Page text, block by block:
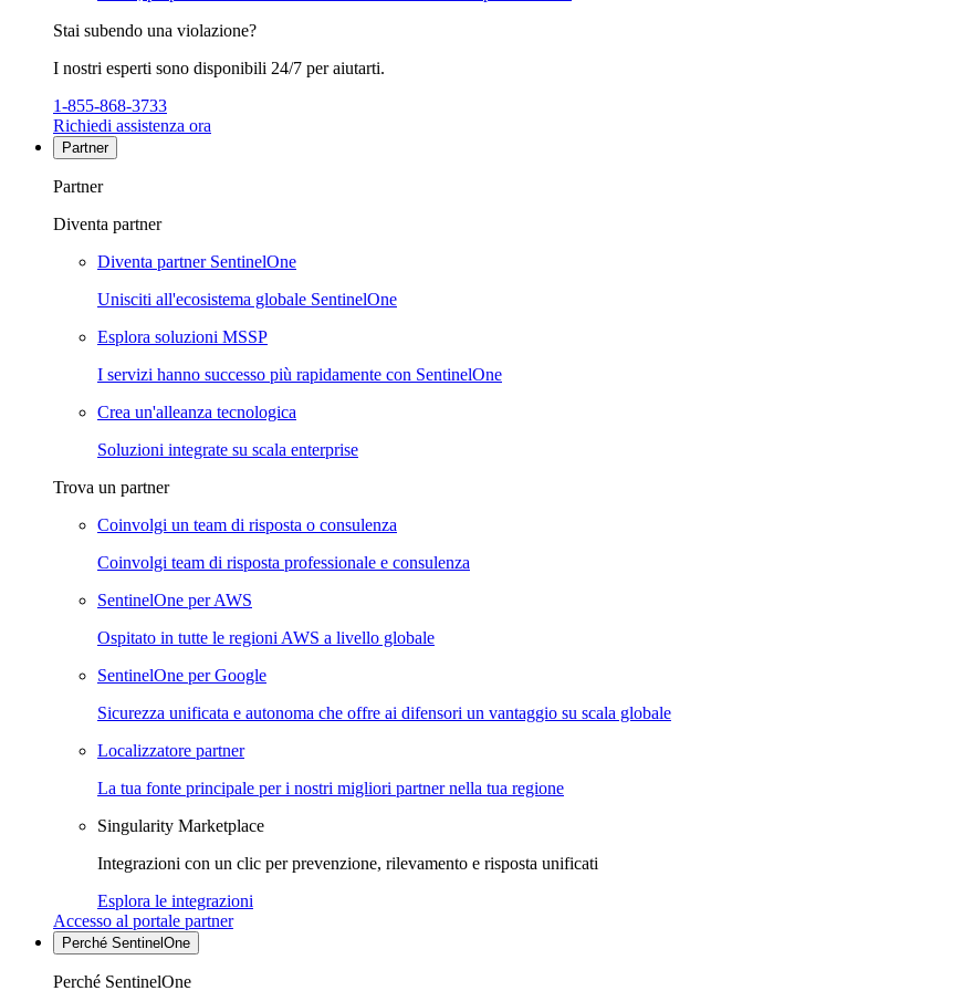
Stai subendo una violazione?
I nostri esperti sono disponibili 24/7 per aiutarti.
1-855-868-3733
Richiedi assistenza ora
Partner
Partner
Diventa partner
Diventa partner SentinelOne
Unisciti all'ecosistema globale SentinelOne
Esplora soluzioni MSSP
I servizi hanno successo più rapidamente con SentinelOne
Crea un'alleanza tecnologica
Soluzioni integrate su scala enterprise
Trova un partner
Coinvolgi un team di risposta o consulenza
Coinvolgi team di risposta professionale e consulenza
SentinelOne per AWS
Ospitato in tutte le regioni AWS a livello globale
SentinelOne per Google
Sicurezza unificata e autonoma che offre ai difensori un vantaggio su scala globale
Localizzatore partner
La tua fonte principale per i nostri migliori partner nella tua regione
Singularity Marketplace
Integrazioni con un clic per prevenzione, rilevamento e risposta unificati
Esplora le integrazioni
Accesso al portale partner
Perché SentinelOne
Perché SentinelOne